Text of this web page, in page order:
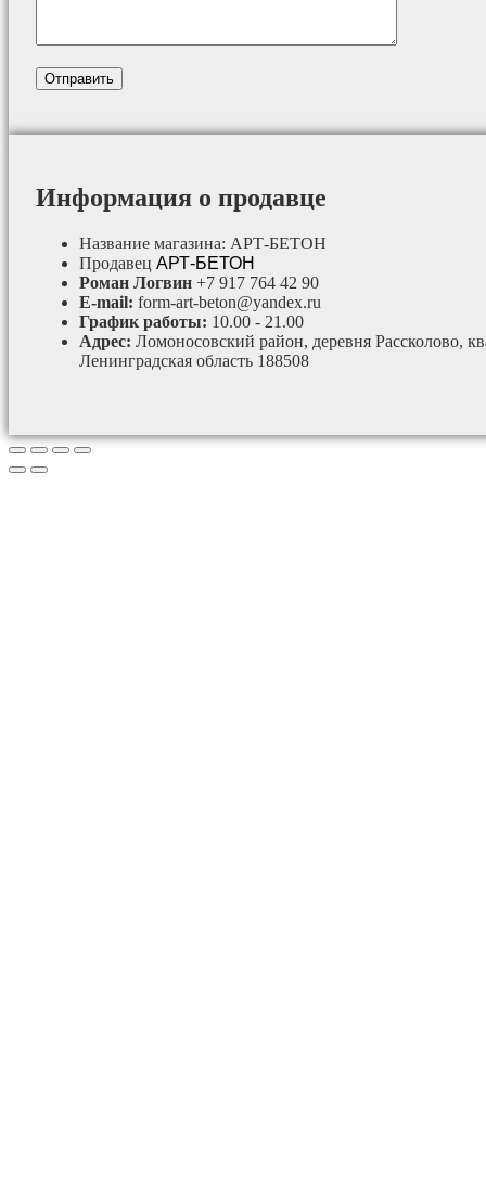
Информация о продавце
Название магазина: АРТ-БЕТОН
Продавец АРТ-БЕТОН
Роман Логвин +7 917 764 42 90
E-mail: form-art-beton@yandex.ru
График работы: 10.00 - 21.00
Адрес: Ломоносовский район, деревня Рассколово,
Ленинградская область 188508